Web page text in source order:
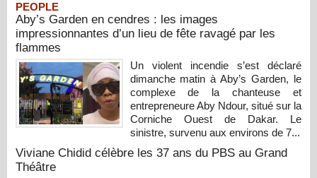
PEOPLE
Aby’s Garden en cendres : les images
impressionnantes d’un lieu de fête ravagé par les
flammes
Un violent incendie s’est déclaré
dimanche matin à Aby’s Garden, le
complexe de la chanteuse et
entrepreneure Aby Ndour, situé sur la
Corniche Ouest de Dakar. Le
sinistre, survenu aux environs de 7...
Viviane Chidid célèbre les 37 ans du PBS au Grand
Théâtre